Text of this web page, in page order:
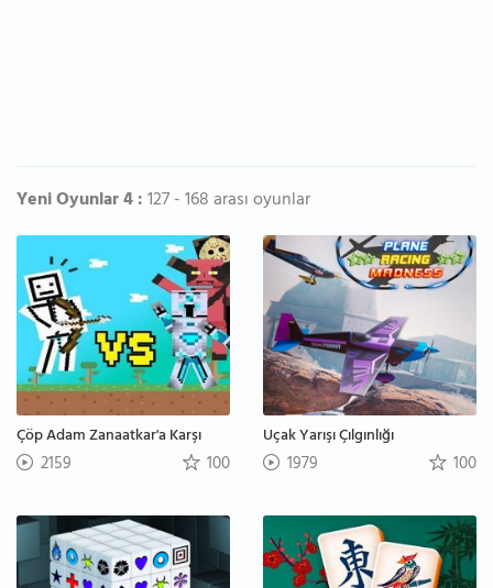
Yeni Oyunlar 4 :127 - 168 arası oyunlar
Çöp Adam Zanaatkar'a Karşı
2159 100
Uçak Yarışı Çılgınlığı
1979 100